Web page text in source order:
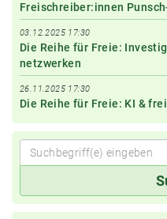
Freischreiber:innen
03.12.2025 17:30
Die Reihe für Freie:
netzwerken
26.11.2025 17:30
Die Reihe für Freie: KI &